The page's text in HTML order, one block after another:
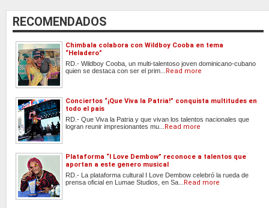
RECOMENDADOS
Chimbala colabora con Wildboy Cooba en tema
“Heladero”
RD.- Wildboy Cooba, un multi-talentoso joven dominicano-cubano
quien se destaca con ser el prim...
Read more
Conciertos “¡Que Viva la Patria!” conquista multitudes en
todo el país
RD.- Que Viva la Patria y que vivan los talentos nacionales que
logran reunir impresionantes mu...
Read more
Plataforma “I Love Dembow” reconoce a talentos que
aportan a este genero musical
RD.- La plataforma cultural I Love Dembow celebró la rueda de
prensa oficial en Lumae Studios, en Sa...
Read more